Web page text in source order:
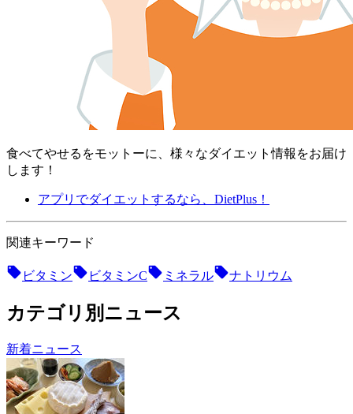
食べてやせるをモットーに、様々なダイエット情報をお届け
します！
アプリでダイエットするなら、DietPlus！
関連キーワード
ビタミン ビタミンC ミネラル ナトリウム
カテゴリ別ニュース
新着ニュース